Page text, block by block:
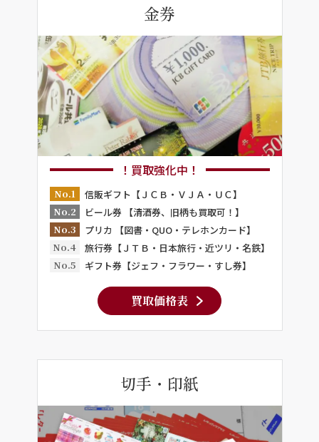
金券
！買取強化中！
No.1
信販ギフト【ＪＣＢ・ＶＪＡ・ＵＣ】
No.2
ビール券 【清酒券、旧柄も買取可！】
No.3
プリカ 【図書・QUO・テレホンカード】
No.4
旅行券【ＪＴＢ・日本旅行・近ツリ・名鉄】
No.5
ギフト券【ジェフ・フラワー・すし券】
買取価格表
切手・印紙